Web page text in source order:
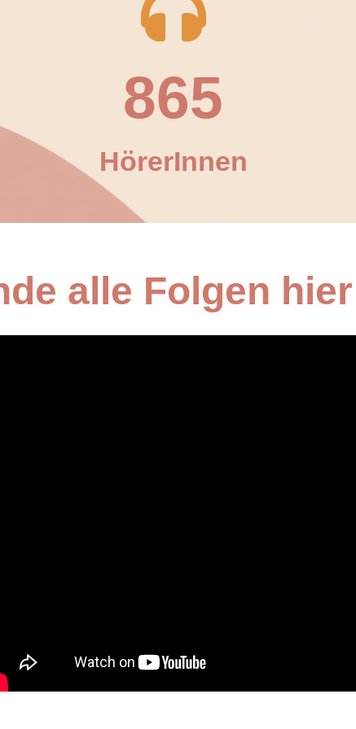
865
HörerInnen
alle Folgen hier
gesund!